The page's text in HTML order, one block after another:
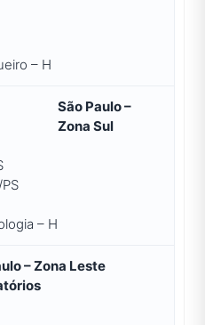
– H
São Paulo –
Zona Sul
– H
– Zona Leste